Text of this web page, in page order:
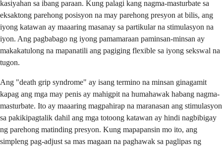
kasiyahan sa ibang paraan. Kung palagi kang nagma-masturbate sa
eksaktong parehong posisyon na may parehong presyon at bilis, ang
iyong katawan ay maaaring masanay sa partikular na stimulasyon na
iyon. Ang pagbabago ng iyong pamamaraan paminsan-minsan ay
makakatulong na mapanatili ang pagiging flexible sa iyong sekswal na
tugon.
Ang "death grip syndrome" ay isang termino na minsan ginagamit
kapag ang mga may penis ay mahigpit na humahawak habang nagma-
masturbate. Ito ay maaaring magpahirap na maranasan ang stimulasyon
sa pakikipagtalik dahil ang mga totoong katawan ay hindi nagbibigay
ng parehong matinding presyon. Kung mapapansin mo ito, ang
simpleng pag-adjust sa mas magaan na paghawak sa paglipas ng